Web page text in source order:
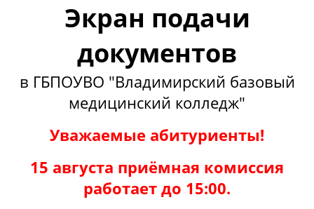
Экран подачи
документов
в ГБПОУВО "Владимирский базовый
медицинский колледж"
Уважаемые абитуриенты!
15 августа приёмная комиссия
работает до 15:00.